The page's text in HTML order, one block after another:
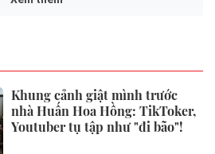
Khung cảnh giật mình trước
nhà Huấn Hoa Hồng: TikToker,
Youtuber tụ tập như "đi bão"!